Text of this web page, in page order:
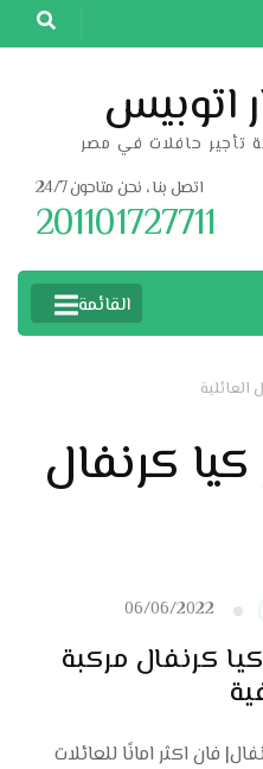
اتوبيس
تأجير حافلات في مصر
اتصل بنا ، نحن متاحون 24/7
201101727711
القائمة
العائلية
كيا كرنفال
06/06/2022
كرنفال مركبة
فان اكثر امانًا للعائلات